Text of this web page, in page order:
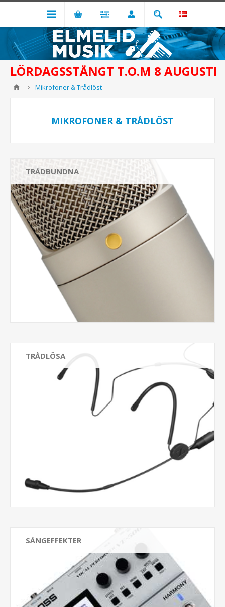
LÖRDAGSSTÄNGT T.O.M 8 AUGUSTI
Mikrofoner & Trådlöst
MIKROFONER & TRÅDLÖST
TRÅDBUNDNA
TRÅDLÖSA
SÅNGEFFEKTER